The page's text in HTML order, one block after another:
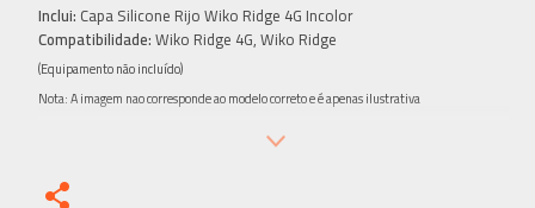
Inclui: Capa Silicone Rijo Wiko Ridge 4G Incolor
Compatibilidade:Wiko Ridge 4G, Wiko Ridge
(Equipamento não incluído)
Nota: A imagem nao corresponde ao modelo correto e é apenas ilustrativa